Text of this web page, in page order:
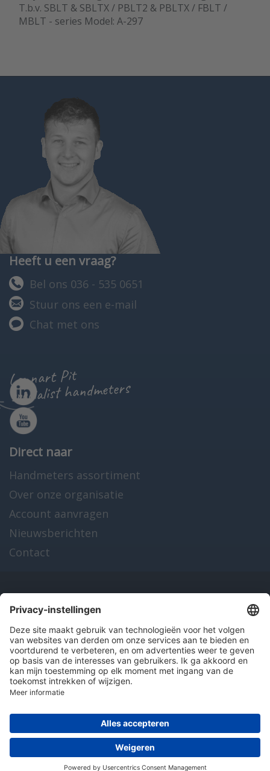
T.b.v. SBLT & SBLTX / PBLT2 & PBLTX / FBLT /
MBLT - series Model: A-297
Heeft u een vraag?
Bel ons 036 - 535 0651
Stuur ons een e-mail
Chat met ons
Lennart Pit
specialist handmeters
Direct naar
Handmeters assortiment
Over onze organisatie
Account aanvragen
Nieuwsberichten
Contact
Onze producten
en diensten
Over Hitma
Algemene voorwaarden Disclaimer
Colofon
© 2026 Hitma B.V.